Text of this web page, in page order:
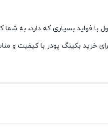
فواید بسیاری که دارد، به
بکینگ پودر با کیفیت و